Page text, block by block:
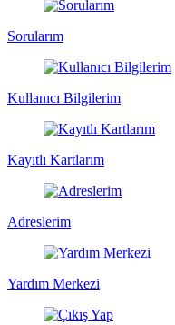
Sorularım
Kullanıcı Bilgilerim
Kayıtlı Kartlarım
Adreslerim
Yardım Merkezi